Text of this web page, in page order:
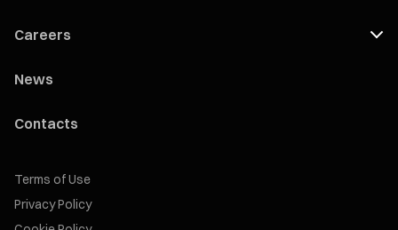
Careers
News
Contacts
Terms of Use
Privacy Policy